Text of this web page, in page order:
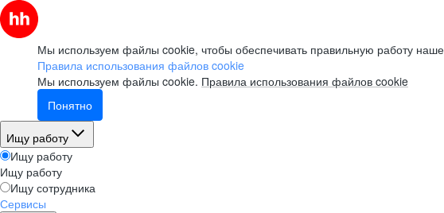
Мы используем файлы cookie, чтобы обеспечивать правильную работу
Правила использования файлов cookie
Мы используем файлы cookie. Правила использования файлов cookie
Понятно
Ищу работу
Ищу работу
Ищу работу
Ищу сотрудника
Сервисы